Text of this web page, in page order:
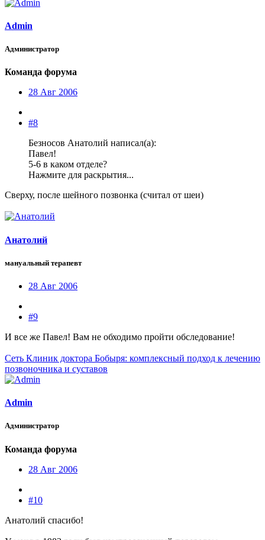
Admin
Администратор
Команда форума
28 Авг 2006
#8
Безносов Анатолий написал(а):
Павел!
5-6 в каком отделе?
Нажмите для раскрытия...
Сверху, после шейного позвонка (считал от шеи)
Анатолий
мануальный терапевт
28 Авг 2006
#9
И все же Павел! Вам не обходимо пройти обследование!
Сеть Клиник доктора Бобыря: комплексный подход к лечению
позвоночника и суставов
Admin
Администратор
Команда форума
28 Авг 2006
#10
Анатолий спасибо!